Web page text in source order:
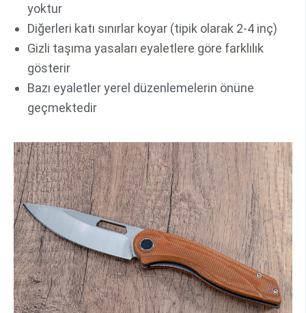
yoktur
Diğerleri katı sınırlar koyar (tipik olarak 2-4 inç)
Gizli taşıma yasaları eyaletlere göre farklılık
gösterir
Bazı eyaletler yerel düzenlemelerin önüne
geçmektedir